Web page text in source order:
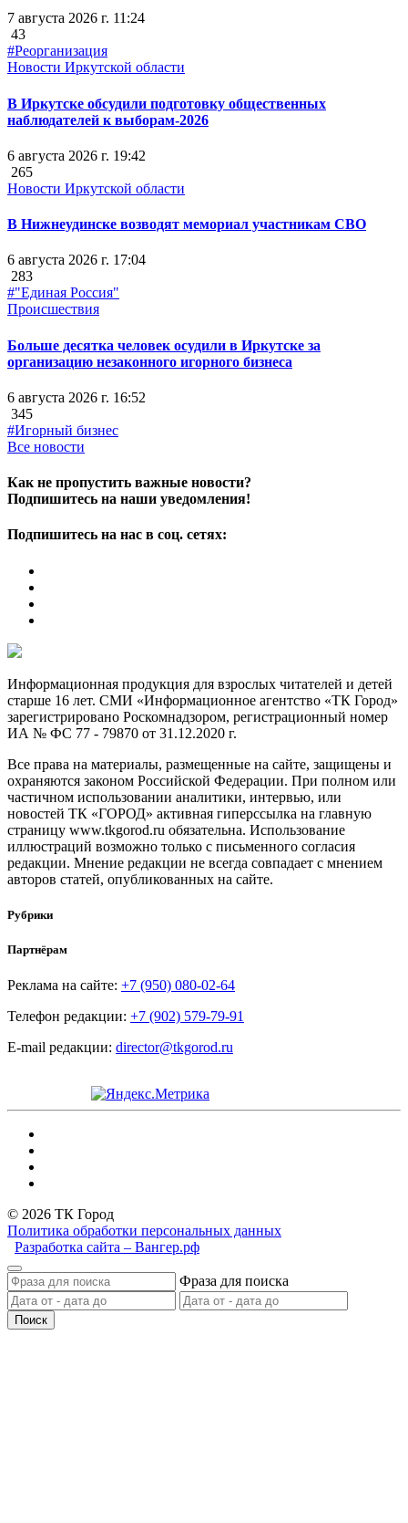
7 августа 2026 г. 11:24
43
#Реорганизация
Новости Иркутской области
В Иркутске обсудили подготовку общественных
наблюдателей к выборам-2026
6 августа 2026 г. 19:42
265
Новости Иркутской области
В Нижнеудинске возводят мемориал участникам СВО
6 августа 2026 г. 17:04
283
#"Единая Россия"
Происшествия
Больше десятка человек осудили в Иркутске за
организацию незаконного игорного бизнеса
6 августа 2026 г. 16:52
345
#Игорный бизнес
Все новости
Как не пропустить важные новости?
Подпишитесь на наши уведомления!
Подпишитесь на нас в соц. сетях:
Информационная продукция для взрослых читателей и детей
старше 16 лет. СМИ «Информационное агентство «ТК Город»
зарегистрировано Роскомнадзором, регистрационный номер
ИА № ФС 77 - 79870 от 31.12.2020 г.
Все права на материалы, размещенные на сайте, защищены и
охраняются законом Российской Федерации. При полном или
частичном использовании аналитики, интервью, или
новостей ТК «ГОРОД» активная гиперссылка на главную
страницу www.tkgorod.ru обязательна. Использование
иллюстраций возможно только с письменного согласия
редакции. Мнение редакции не всегда совпадает с мнением
авторов статей, опубликованных на сайте.
Рубрики
Партнёрам
Реклама на сайте: +7 (950) 080-02-64
Телефон редакции: +7 (902) 579-79-91
E-mail редакции: director@tkgorod.ru
© 2026 ТК Город
Политика обработки персональных данных
Разработка сайта – Вангер.рф
Фраза для поиска
Поиск